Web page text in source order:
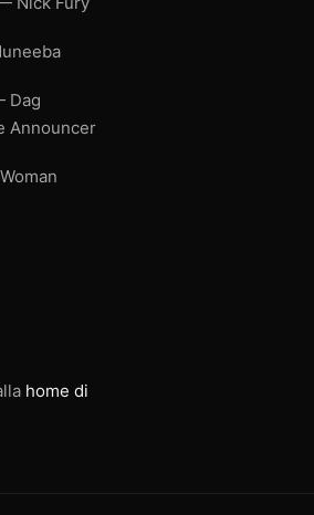
Dag
Announcer
home di